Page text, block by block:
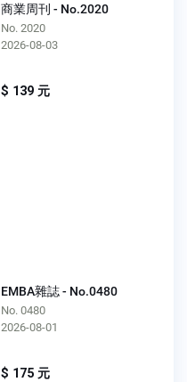
商業周刊 - No.2020
No. 2020
2026-08-03
$ 139 元
EMBA雜誌 - No.0480
No. 0480
2026-08-01
$ 175 元